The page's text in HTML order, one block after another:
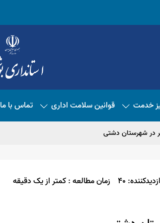
خدمت قوانین سلامت اداری تماس با ما
در شهرستان دشتی
40
زمان مطالعه : کمتر از یک دقیقه